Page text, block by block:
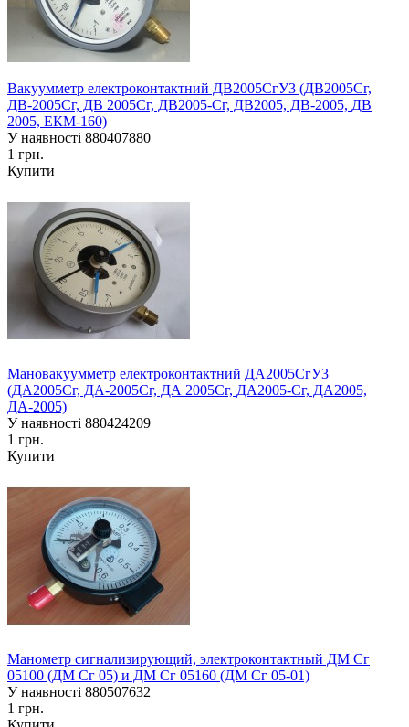
Вакуумметр електроконтактний ДВ2005СгУ3 (ДВ2005Сг,
ДВ-2005Сг, ДВ 2005Сг, ДВ2005-Сг, ДВ2005, ДВ-2005, ДВ
2005, ЕКМ-160)
У наявності 880407880
1 грн.
Купити
Мановакуумметр електроконтактний ДА2005СгУ3
(ДА2005Сг, ДА-2005Сг, ДА 2005Сг, ДА2005-Сг, ДА2005,
ДА-2005)
У наявності 880424209
1 грн.
Купити
Манометр сигнализирующий, электроконтактный ДМ Сг
05100 (ДМ Сг 05) и ДМ Сг 05160 (ДМ Сг 05-01)
У наявності 880507632
1 грн.